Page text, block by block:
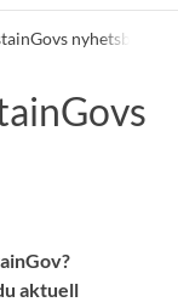
nyhetsbrev
aktuell